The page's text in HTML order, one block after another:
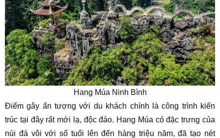
Hang Múa Ninh Bình
Điểm gây ấn tượng với du khách chính là công trình kiến
trúc tại đây rất mới lạ, độc đáo. Hang Múa có đặc trưng của
núi đá vôi với số tuổi lên đến hàng triệu năm, đã tạo nét